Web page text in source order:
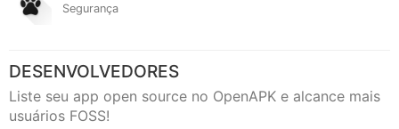
Segurança
DESENVOLVEDORES
Liste seu app open source no OpenAPK e alcance mais
usuários FOSS!